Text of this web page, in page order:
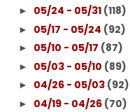
► 05/24 - 05/31 (118)
► 05/17 - 05/24 (92)
► 05/10 - 05/17 (87)
► 05/03 - 05/10 (89)
► 04/26 - 05/03 (92)
► 04/19 - 04/26 (70)